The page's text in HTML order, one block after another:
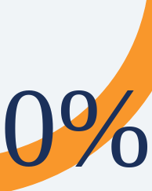
0%